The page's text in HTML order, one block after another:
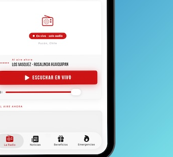
las divisiones del pasado para pensar
de nuestros conflictos, de los que
Hay buitres del odio que
de unidad resulta necesario. Las
debemos reencontrarnos
juntos y no vivimos de la política, ni
en el mundo, varios de ellos en